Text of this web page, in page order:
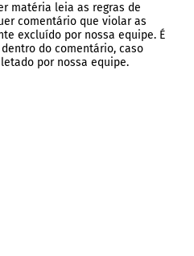
matéria leia as regras de
comentário que violar as
excluído por nossa equipe. É
do comentário, caso
por nossa equipe.